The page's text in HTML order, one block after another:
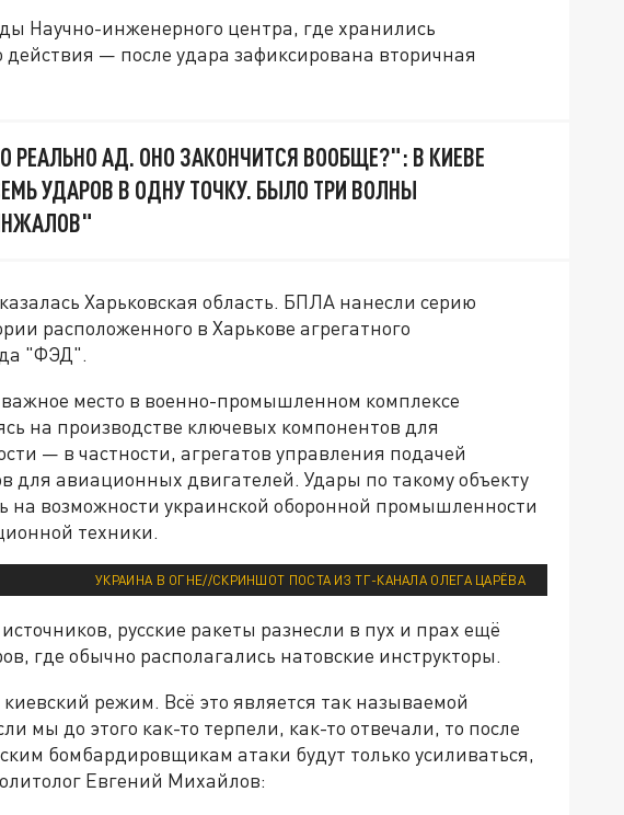
Научно-инженерного центра, где хранились
— после удара зафиксирована вторичная
РЕАЛЬНО АД. ОНО ЗАКОНЧИТСЯ ВООБЩЕ?": В КИЕВЕ
УДАРОВ В ОДНУ ТОЧКУ. БЫЛО ТРИ ВОЛНЫ
Харьковская область. БПЛА нанесли серию
расположенного в Харькове агрегатного
"ФЭД".
место в военно-промышленном комплексе
на производстве ключевых компонентов для
— в частности, агрегатов управления подачей
для авиационных двигателей. Удары по такому объекту
на возможности украинской оборонной промышленности
техники.
УКРАИНА В ОГНЕ//СКРИНШОТ ПОСТА ИЗ ТГ-КАНАЛА ОЛЕГА ЦАРЁВА
русские ракеты разнесли в пух и прах ещё
где обычно располагались натовские инструкторы.
режим. Всё это является так называемой
мы до этого как-то терпели, как-то отвечали, то после
бомбардировщикам атаки будут только усиливаться,
Евгений Михайлов: